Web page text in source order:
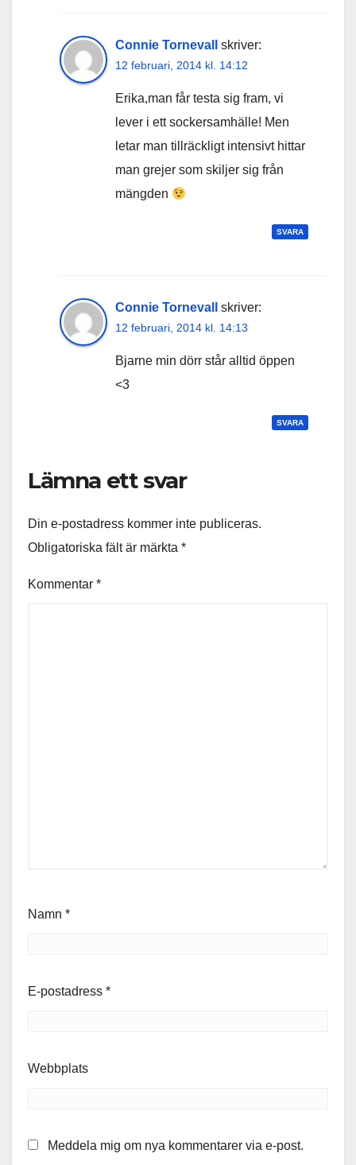
Connie Tornevall skriver:
12 februari, 2014 kl. 14:12
Erika,man får testa sig fram, vi
lever i ett sockersamhälle! Men
letar man tillräckligt intensivt hittar
man grejer som skiljer sig från
mängden
SVARA
Connie Tornevall skriver:
12 februari, 2014 kl. 14:13
Bjarne min dörr står alltid öppen
<3
SVARA
Lämna ett svar
Din e-postadress kommer inte publiceras.
Obligatoriska fält är märkta *
Kommentar *
Namn *
E-postadress *
Webbplats
Meddela mig om nya kommentarer via e-post.